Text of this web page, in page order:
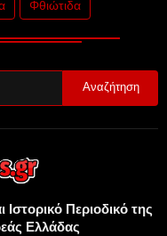
Φθιώτιδα
Περιοδικό της
Ελλάδας